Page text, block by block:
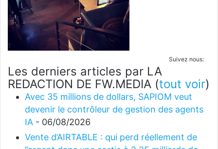
Suivez nous:
Les derniers articles par LA
REDACTION DE FW.MEDIA (tout voir)
Avec 35 millions de dollars, SAPIOM veut
devenir le contrôleur de gestion des agents
IA - 06/08/2026
Vente d’AIRTABLE : qui perd réellement de